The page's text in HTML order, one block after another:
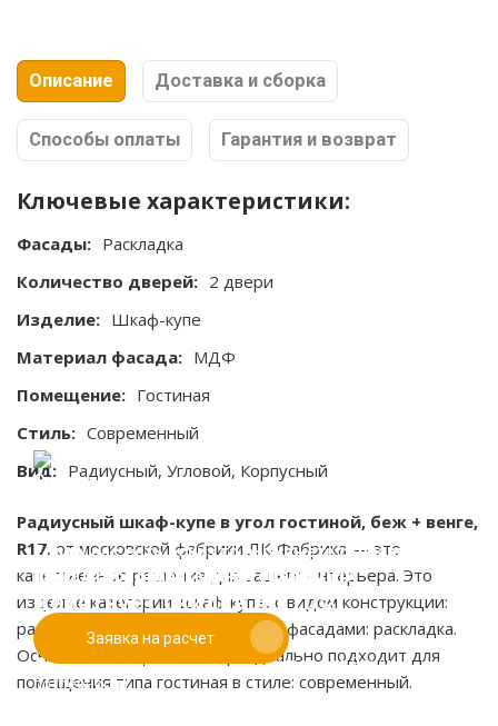
Описание Доставка и сборка
Способы оплаты Гарантия и возврат
Ключевые характеристики:
Фасады: Раскладка
Количество дверей: 2 двери
Изделие: Шкаф-купе
Материал фасада: МДФ
Помещение: Гостиная
Стиль: Современный
Вид: Радиусный, Угловой, Корпусный
Радиусный шкаф-купе в угол гостиной, беж + венге,
R17, от московской фабрики ЛК-Фабрика — это
качественное решение для вашего интерьера. Это
изделие категории: шкаф-купе, с видом конструкции:
радиусный угловой корпусный, и фасадами: раскладка.
Основные материалы: мдф. Идеально подходит для
помещения типа гостиная в стиле: современный.
Если у вас есть эскиз то вы можете отправить его
нам для предварительной оценки
Заявка на расчет
При заказе от двух изделий
действует скидка до 10%
Работаем только по индивидуальным проектам.
Адаптируем лучшие идеи дизайнеров под Ваши
потребности.